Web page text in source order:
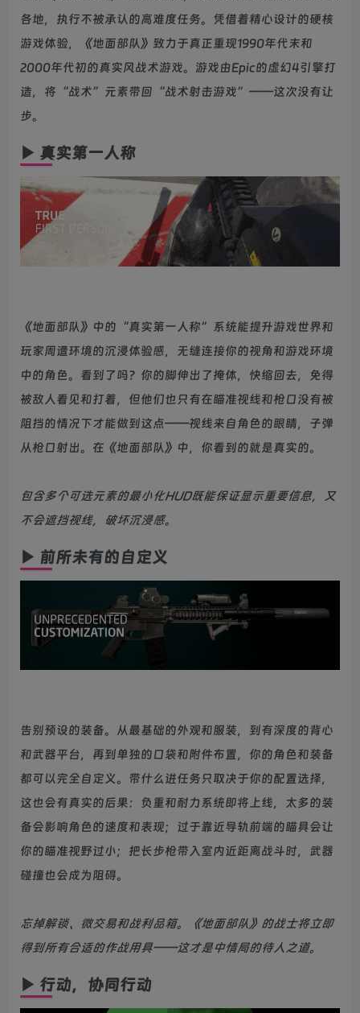
各地，执行不被承认的高难度任务。凭借着精心设计的硬核
游戏体验，《地面部队》致力于真正重现1990年代末和
2000年代初的真实风战术游戏。游戏由Epic的虚幻4引擎打
造，将“战术”元素带回“战术射击游戏”——这次没有让
步。
▶ 真实第一人称
《地面部队》中的“真实第一人称”系统能提升游戏世界和
玩家周遭环境的沉浸体验感，无缝连接你的视角和游戏环境
中的角色。看到了吗？你的脚伸出了掩体，快缩回去，免得
被敌人看见和打着，但他们也只有在瞄准视线和枪口没有被
阻挡的情况下才能做到这点——视线来自角色的眼睛，子弹
从枪口射出。在《地面部队》中，你看到的就是真实的。
包含多个可选元素的最小化HUD既能保证显示重要信息，又
不会遮挡视线，破坏沉浸感。
▶ 前所未有的自定义
告别预设的装备。从最基础的外观和服装，到有深度的背心
和武器平台，再到单独的口袋和附件布置，你的角色和装备
都可以完全自定义。带什么进任务只取决于你的配置选择，
这也会有真实的后果：负重和耐力系统即将上线，太多的装
备会影响角色的速度和表现；过于靠近导轨前端的瞄具会让
你的瞄准视野过小；把长步枪带入室内近距离战斗时，武器
碰撞也会成为阻碍。
忘掉解锁、微交易和战利品箱。《地面部队》的战士将立即
得到所有合适的作战用具——这才是中情局的待人之道。
▶ 行动，协同行动